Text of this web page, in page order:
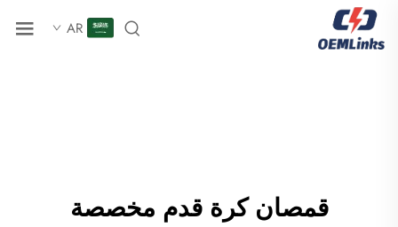
AR
قمصان كرة قدم مخصصة